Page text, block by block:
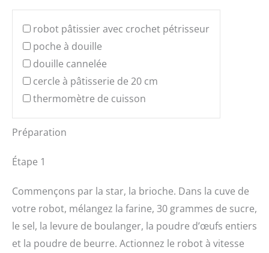
robot pâtissier avec crochet pétrisseur
poche à douille
douille cannelée
cercle à pâtisserie de 20 cm
thermomètre de cuisson
Préparation
Étape 1
Commençons par la star, la brioche. Dans la cuve de
votre robot, mélangez la farine, 30 grammes de sucre,
le sel, la levure de boulanger, la poudre d’œufs entiers
et la poudre de beurre. Actionnez le robot à vitesse